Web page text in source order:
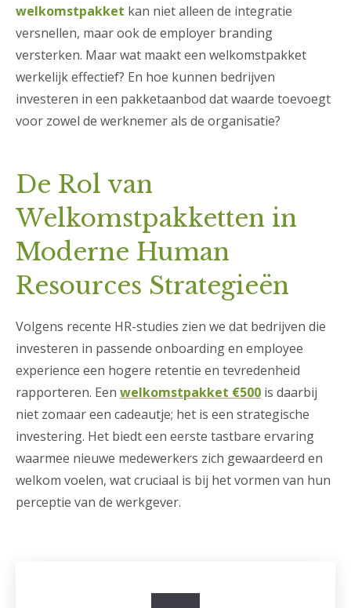
welkomstpakket kan niet alleen de integratie
versnellen, maar ook de employer branding
versterken. Maar wat maakt een welkomstpakket
werkelijk effectief? En hoe kunnen bedrijven
investeren in een pakketaanbod dat waarde toevoegt
voor zowel de werknemer als de organisatie?
De Rol van
Welkomstpakketten in
Moderne Human
Resources Strategieën
Volgens recente HR-studies zien we dat bedrijven die
investeren in passende onboarding en employee
experience een hogere retentie en tevredenheid
rapporteren. Een welkomstpakket €500 is daarbij
niet zomaar een cadeautje; het is een strategische
investering. Het biedt een eerste tastbare ervaring
waarmee nieuwe medewerkers zich gewaardeerd en
welkom voelen, wat cruciaal is bij het vormen van hun
perceptie van de werkgever.